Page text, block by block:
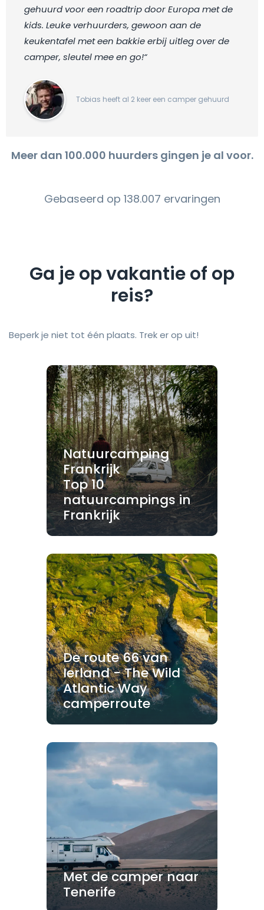
gehuurd voor een roadtrip door Europa met de
kids. Leuke verhuurders, gewoon aan de
keukentafel met een bakkie erbij uitleg over de
camper, sleutel mee en go!“
Tobias heeft al 2 keer een camper gehuurd
Meer dan 100.000 huurders gingen je al voor.
Gebaseerd op 138.007 ervaringen
Ga je op vakantie of op
reis?
Beperk je niet tot één plaats. Trek er op uit!
Natuurcamping
Frankrijk
Top 10
natuurcampings in
Frankrijk
De route 66 van
Ierland - The Wild
Atlantic Way
camperroute
Met de camper naar
Tenerife